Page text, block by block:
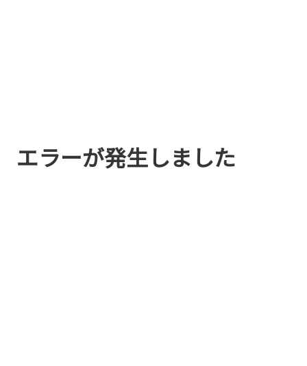
エラーが発生しました